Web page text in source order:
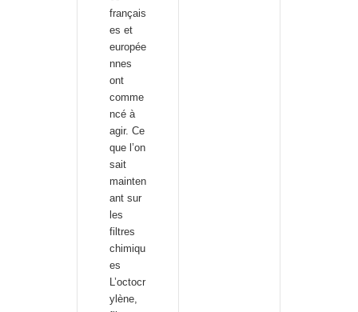
français
es et
europée
nnes
ont
comme
ncé à
agir. Ce
que l’on
sait
mainten
ant sur
les
filtres
chimiqu
es
L’octocr
ylène,